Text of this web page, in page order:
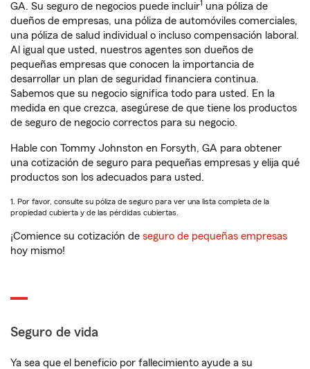
GA. Su seguro de negocios puede incluir1 una póliza de
dueños de empresas, una póliza de automóviles comerciales,
una póliza de salud individual o incluso compensación laboral.
Al igual que usted, nuestros agentes son dueños de
pequeñas empresas que conocen la importancia de
desarrollar un plan de seguridad financiera continua.
Sabemos que su negocio significa todo para usted. En la
medida en que crezca, asegúrese de que tiene los productos
de seguro de negocio correctos para su negocio.
Hable con Tommy Johnston en Forsyth, GA para obtener
una cotización de seguro para pequeñas empresas y elija qué
productos son los adecuados para usted.
1. Por favor, consulte su póliza de seguro para ver una lista completa de la
propiedad cubierta y de las pérdidas cubiertas.
¡Comience su cotización de seguro de pequeñas empresas
hoy mismo!
Seguro de vida
Ya sea que el beneficio por fallecimiento ayude a su